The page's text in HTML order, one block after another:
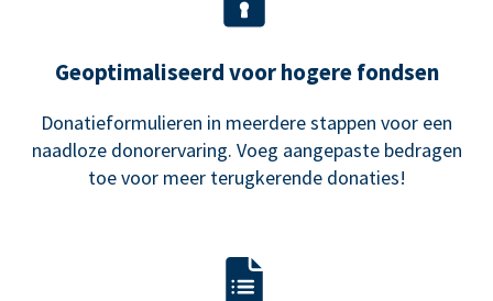
Geoptimaliseerd voor hogere fondsen
Donatieformulieren in meerdere stappen voor een
naadloze donorervaring. Voeg aangepaste bedragen
toe voor meer terugkerende donaties!